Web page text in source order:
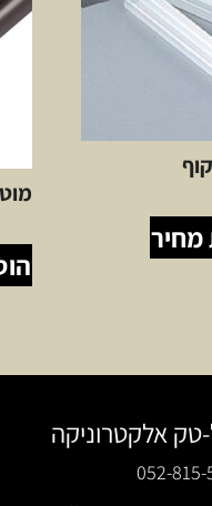
טק אלקטרוניקה
052-815-